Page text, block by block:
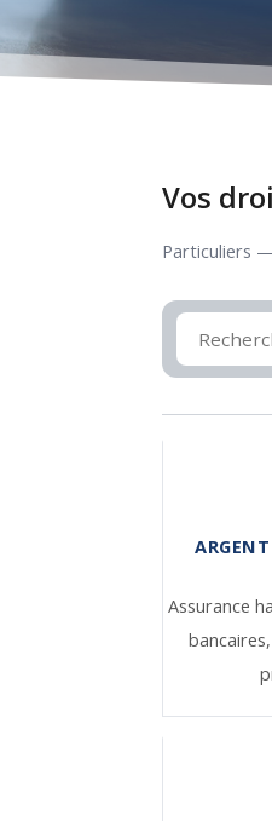
Vos
Particuliers
Assurance
bancaires,